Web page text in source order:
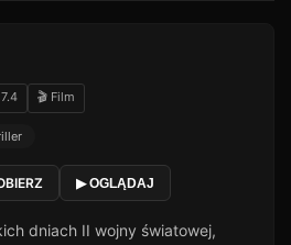
7.4 🎬 Film
▶ OGLĄDAJ
dniach II wojny światowej,